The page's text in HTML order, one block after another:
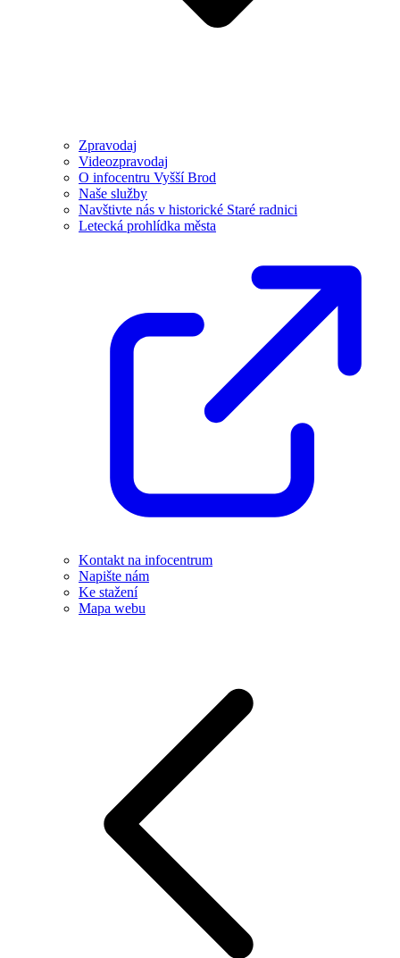
Zpravodaj
Videozpravodaj
O infocentru Vyšší Brod
Naše služby
Navštivte nás v historické Staré radnici
Letecká prohlídka města
Kontakt na infocentrum
Napište nám
Ke stažení
Mapa webu